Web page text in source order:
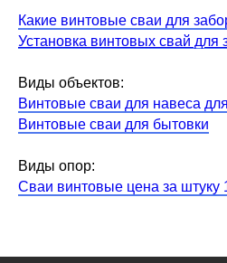
Какие винтовые сваи для
Установка винтовых свай для
Виды объектов:
Винтовые сваи для навеса
Винтовые сваи для бытовки
Виды опор:
Сваи винтовые цена за штуку